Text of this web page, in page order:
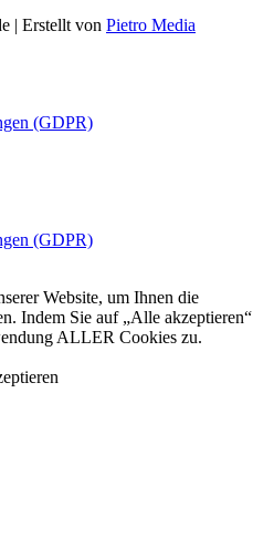
| Erstellt von Pietro Media
(GDPR)
(GDPR)
Website, um Ihnen die
Indem Sie auf „Alle akzeptieren“
ALLER Cookies zu.